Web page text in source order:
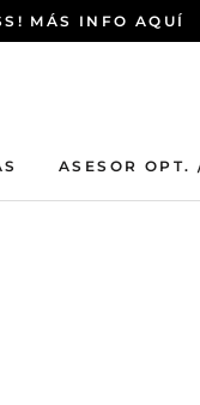
MÁS INFO AQUÍ
ASESOR OPT.